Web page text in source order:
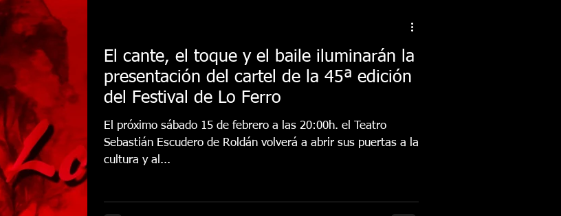
El cante, el toque y el baile iluminarán la
presentación del cartel de la 45ª edición
del Festival de Lo Ferro
El próximo sábado 15 de febrero a las 20:00h. el Teatro
Sebastián Escudero de Roldán volverá a abrir sus puertas a la
cultura y al...